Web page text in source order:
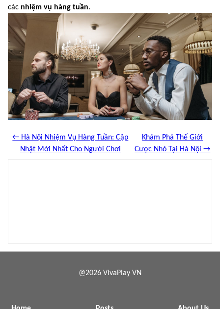
các nhiệm vụ hàng tuần.
← Hà Nội Nhiệm Vụ Hàng Tuần: Cập
Nhật Mới Nhất Cho Người Chơi
Khám Phá Thế Giới
Cược Nhỏ Tại Hà Nội →
@2026 VivaPlay VN